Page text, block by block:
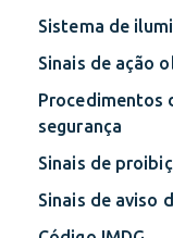
Sistema de
Sinais de ação
Procedimentos
segurança
Sinais de
Sinais de aviso